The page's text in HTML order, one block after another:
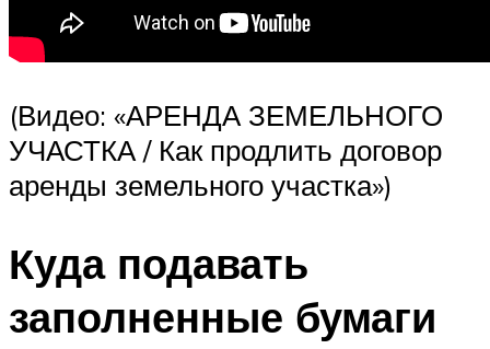
(Видео: «АРЕНДА ЗЕМЕЛЬНОГО
УЧАСТКА / Как продлить договор
аренды земельного участка»)
Куда подавать
заполненные бумаги